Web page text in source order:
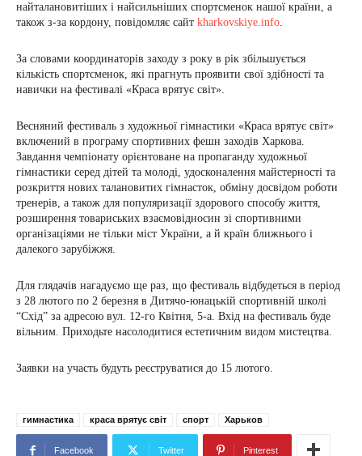
найталановитіших і найсильніших спортсменок нашої країни, а
також з-за кордону, повідомляє сайт kharkovskiye.info.
За словами координаторів заходу з року в рік збільшується
кількість спортсменок, які прагнуть проявити свої здібності та
навички на фестивалі «Краса врятує світ».
Весняний фестиваль з художньої гімнастики «Краса врятує світ»
включений в програму спортивних фешн заходів Харкова.
Завдання чемпіонату орієнтоване на пропаганду художньої
гімнастики серед дітей та молоді, удосконалення майстерності та
розкриття нових талановитих гімнасток, обміну досвідом роботи
тренерів, а також для популяризації здорового способу життя,
розширення товариських взаємовідносин зі спортивними
організаціями не тільки міст України, а й країн ближнього і
далекого зарубіжжя.
Для глядачів нагадуємо ще раз, що фестиваль відбудеться в період
з 28 лютого по 2 березня в Дитячо-юнацькій спортивній школі
“Схід” за адресою вул. 12-го Квітня, 5-а. Вхід на фестиваль буде
вільним. Приходьте насолодитися естетичним видом мистецтва.
Заявки на участь будуть реєструватися до 15 лютого.
гимнастика краса врятує світ спорт Харьков
Facebook Twitter Pinterest